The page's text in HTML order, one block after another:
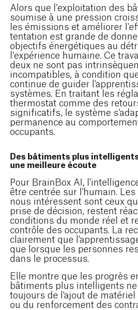
Alors que l'exploitation des
soumise à une pression
les émissions et améliorer
tentation est grande de
objectifs énergétiques au
l'expérience humaine. Ce
deux ne sont pas
incompatibles, à condition
continue de guider
systèmes. En traitant les
thermostat comme des
significatifs, le système
permanence au
occupants.
Des bâtiments plus
une meilleure écoute
Pour BrainBox AI,
être centrée sur l'humain.
nous intéressent sont ceux
prise de décision, restent
conditions du monde réel et
contrôle des occupants. La
clairement que
que lorsque les personnes
dans le processus.
Elle montre que les progrès
bâtiments plus intelligents
toujours de l'ajout de
ou du renforcement des